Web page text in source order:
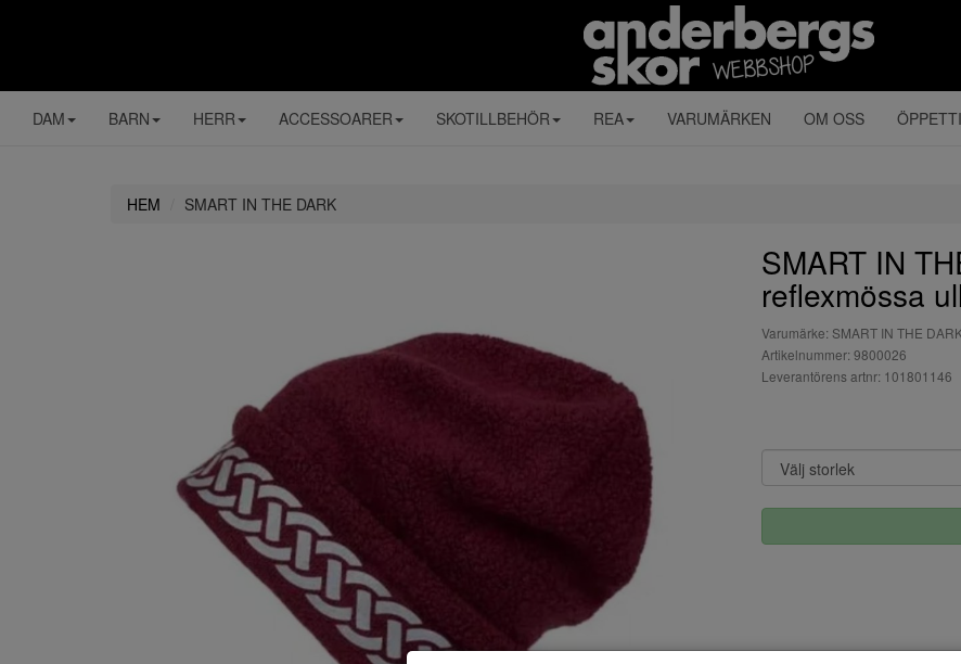
DAM BARN HERR ACCESSOARER SKOTILLBEHÖR REA VARUMÄRKEN OM OSS
HEM SMART IN THE DARK
SMART IN
reflexmössa
Varumärke: SMART IN THE DARK
Artikelnummer: 9800026
Leverantörens artnr: 101801146